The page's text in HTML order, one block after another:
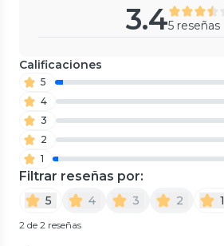
3.45 reseñas
Calificaciones
5
4
3
2
1
Filtrar reseñas por:
5 4 3 2 1
2 de 2 reseñas